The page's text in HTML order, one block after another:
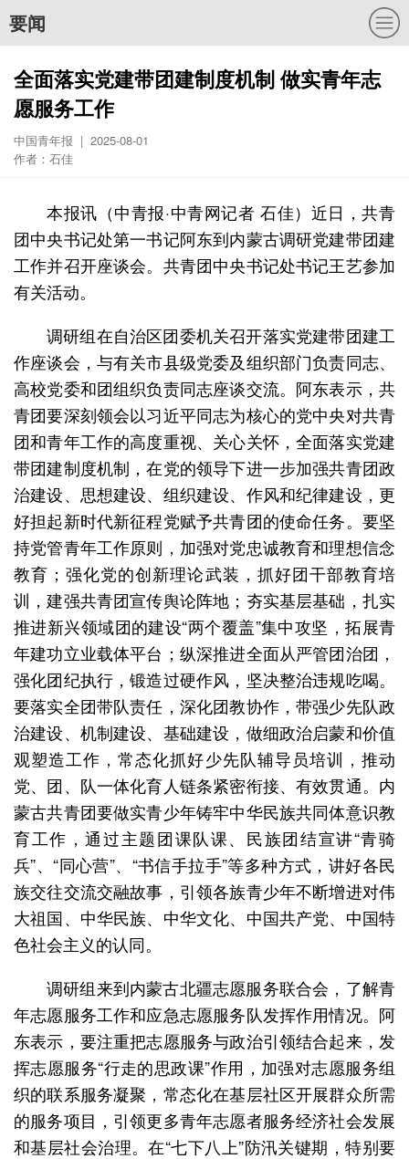
要闻
全面落实党建带团建制度机制 做实青年志
愿服务工作
中国青年报 | 2025-08-01
作者：石佳
本报讯（中青报·中青网记者 石佳）近日，共青
团中央书记处第一书记阿东到内蒙古调研党建带团建
工作并召开座谈会。共青团中央书记处书记王艺参加
有关活动。
调研组在自治区团委机关召开落实党建带团建工
作座谈会，与有关市县级党委及组织部门负责同志、
高校党委和团组织负责同志座谈交流。阿东表示，共
青团要深刻领会以习近平同志为核心的党中央对共青
团和青年工作的高度重视、关心关怀，全面落实党建
带团建制度机制，在党的领导下进一步加强共青团政
治建设、思想建设、组织建设、作风和纪律建设，更
好担起新时代新征程党赋予共青团的使命任务。要坚
持党管青年工作原则，加强对党忠诚教育和理想信念
教育；强化党的创新理论武装，抓好团干部教育培
训，建强共青团宣传舆论阵地；夯实基层基础，扎实
推进新兴领域团的建设“两个覆盖”集中攻坚，拓展青
年建功立业载体平台；纵深推进全面从严管团治团，
强化团纪执行，锻造过硬作风，坚决整治违规吃喝。
要落实全团带队责任，深化团教协作，带强少先队政
治建设、机制建设、基础建设，做细政治启蒙和价值
观塑造工作，常态化抓好少先队辅导员培训，推动
党、团、队一体化育人链条紧密衔接、有效贯通。内
蒙古共青团要做实青少年铸牢中华民族共同体意识教
育工作，通过主题团课队课、民族团结宣讲“青骑
兵”、“同心营”、“书信手拉手”等多种方式，讲好各民
族交往交流交融故事，引领各族青少年不断增进对伟
大祖国、中华民族、中华文化、中国共产党、中国特
色社会主义的认同。
调研组来到内蒙古北疆志愿服务联合会，了解青
年志愿服务工作和应急志愿服务队发挥作用情况。阿
东表示，要注重把志愿服务与政治引领结合起来，发
挥志愿服务“行走的思政课”作用，加强对志愿服务组
织的联系服务凝聚，常态化在基层社区开展群众所需
的服务项目，引领更多青年志愿者服务经济社会发展
和基层社会治理。在“七下八上”防汛关键期，特别要